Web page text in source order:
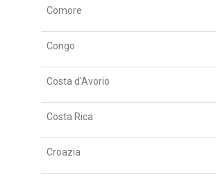
Comore
Congo
Costa d'Avorio
Costa Rica
Croazia